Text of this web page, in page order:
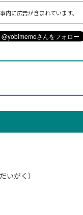
内に広告が含まれています。
いがく）